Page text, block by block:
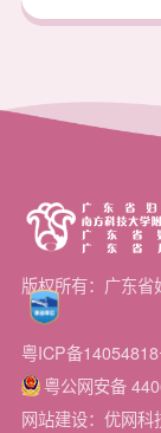
版权所有：广东
粤ICP备
粤公网安备
网站建设：优网科